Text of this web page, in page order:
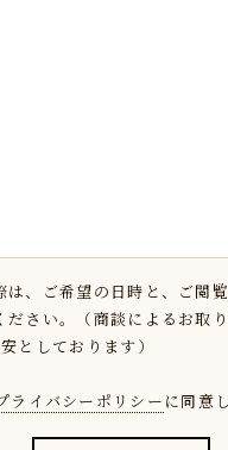
は、ご希望の日時と、ご閲
さい。
（商談によるお取
としております）
ライバシーポリシー に同意